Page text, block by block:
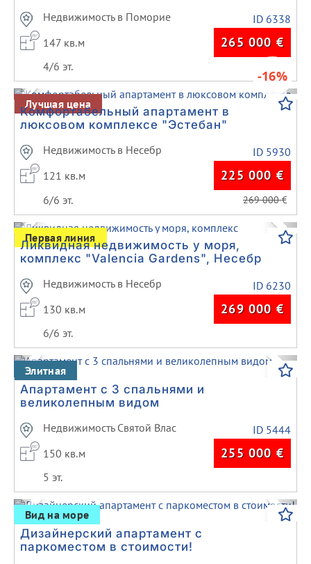
Недвижимость в Поморие
ID 6338
147 кв.м
265 000 €
4/6 эт.
Previous Next
Лучшая цена
-16%
Комфортабельный апартамент в
люксовом комплексе "Эстебан"
Недвижимость в Несебр
ID 5930
121 кв.м
225 000 €
6/6 эт. 269 000€
Previous Next
Первая линия
Ликвидная недвижимость у моря,
комплекс "Valencia Gardens", Несебр
Недвижимость в Несебр
ID 6230
130 кв.м
269 000 €
6/6 эт.
Previous Next
Элитная
Апартамент с 3 спальнями и
великолепным видом
Недвижимость Святой Влас
ID 5444
150 кв.м
255 000 €
5 эт.
Previous Next
Вид на море
Дизайнерский апартамент с
паркоместом в стоимости!